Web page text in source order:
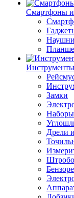
Смартфоны
Инструменты
Замки
Наборы
Дрели